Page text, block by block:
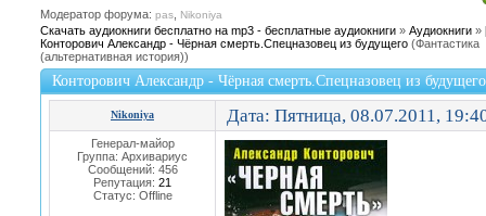
Модератор форума: pas Nikoniya
Скачать аудиокниги бесплатно на mp3 - бесплатные аудиокниги » Аудиокниги »
Конторович Александр - Чёрная смерть.Спецназовец из будущего (Фантастика
(альтернативная история))
Конторович Александр - Чёрная смерть.Спецназовец из будущего
Nikoniya Дата: Пятница, 08.07.2011,
Генерал-майор
Группа: Архивариус
Сообщений: 456
Репутация: 21
Статус: Offline